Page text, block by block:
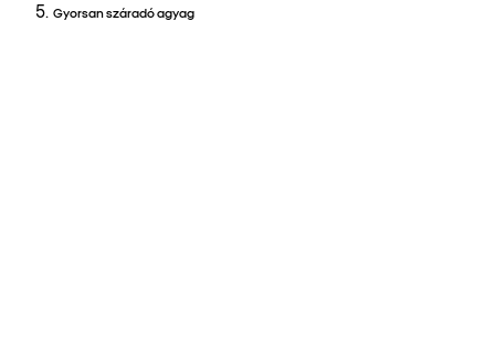
Gyorsan száradó agyag